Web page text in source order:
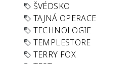
ŠVÉDSKO
TAJNÁ OPERACE
TECHNOLOGIE
TEMPLESTORE
TERRY FOX